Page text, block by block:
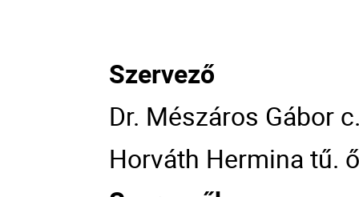
Szervező
Dr. Mészáros Gábor
Horváth Hermina tű.